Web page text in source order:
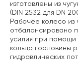
изготовлены из
(DIN 2532 для DN
Рабочее колесо из
отбалансировано
усилия при помощи
кольцо горловины
гидравлических